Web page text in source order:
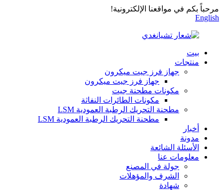
مرحباً بكم في مواقعنا الإلكترونية!
English
بيت
منتجات
جهاز فرز جيت ميكرون
جهاز فرز جيت ميكرون
مكونات مطحنة جيت
مكونات الطائرات النفاثة
مطحنة التحريك الرطبة العمودية LSM
مطحنة التحريك الرطبة العمودية LSM
أخبار
مدونة
الأسئلة الشائعة
معلومات عنا
جولة في المصنع
الشرف والمؤهلات
شهادة